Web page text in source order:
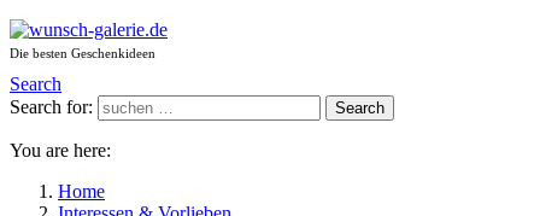
Die besten Geschenkideen
Search
Search for:
Search
You are here:
Home